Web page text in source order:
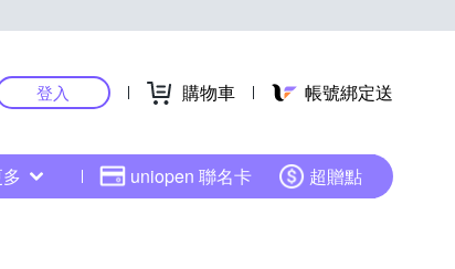
登入 購物車 帳號綁定送
uniopen 聯名卡 超贈點